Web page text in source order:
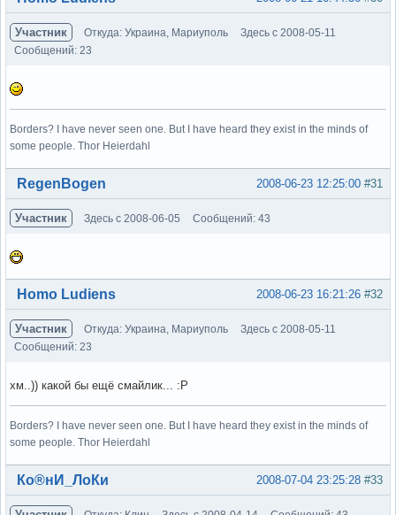
Участник Откуда: Украина, Мариуполь
Здесь с 2008-05-11
Сообщений: 23
Borders? I have never seen one. But I have heard they exist in the minds of
some people. Thor Heierdahl
Вне форума #31
2008-06-23 12:25:00
RegenBogen
Участник Здесь с 2008-06-05 Сообщений: 43
Вне форума #32
2008-06-23 16:21:26
Homo Ludiens
Участник Откуда: Украина, Мариуполь
Здесь с 2008-05-11
Сообщений: 23
хм..)) какой бы ещё смайлик... :Р
Borders? I have never seen one. But I have heard they exist in the minds of
some people. Thor Heierdahl
Вне форума #33
2008-07-04 23:25:28
Ко®нИ_ЛоКи